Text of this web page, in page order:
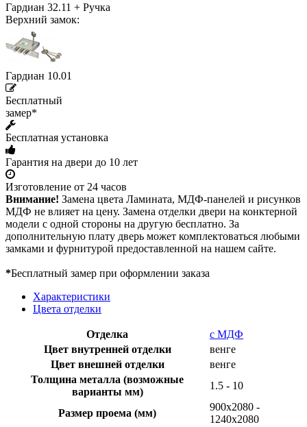
Гардиан 32.11 + Ручка
Верхний замок:
Гардиан 10.01
Бесплатный
замер*
Бесплатная установка
Гарантия на двери до 10 лет
Изготовление от 24 часов
Внимание! Замена цвета Ламината, МДФ-панелей и рисунков
МДФ не влияет на цену. Замена отделки двери на конктерной
модели с одной стороны на другую бесплатно. За
дополнительную плату дверь может комплектоваться любыми
замками и фурнитурой предоставленной на нашем сайте.
*Бесплатный замер при оформлении заказа
Характеристики
Цвета отделки
Отделка
с МДФ
Цвет внутренней отделки
венге
Цвет внешней отделки
венге
Толщина металла (возможные
варианты мм)
1.5 - 10
Размер проема (мм)
900х2080 -
1240х2080